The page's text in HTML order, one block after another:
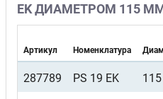
EK ДИАМЕТРОМ 115
Артикул Номенклатура
287789 PS 19 EK